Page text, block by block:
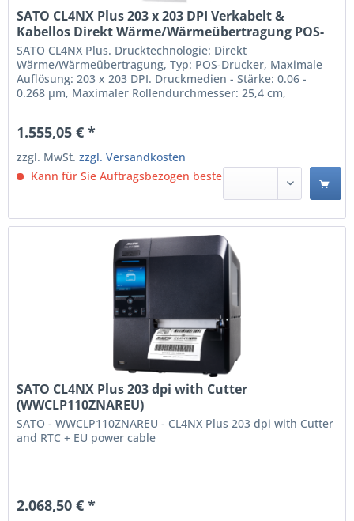
SATO CL4NX Plus 203 x 203 DPI Verkabelt &
Kabellos Direkt Wärme/Wärmeübertragung POS-
Drucker (WWCLP100NUK)
SATO CL4NX Plus. Drucktechnologie: Direkt
Wärme/Wärmeübertragung, Typ: POS-Drucker, Maximale
Auflösung: 203 x 203 DPI. Druckmedien - Stärke: 0.06 -
0.268 µm, Maximaler Rollendurchmesser: 25,4 cm,
Anschlusstyp: USB Type-A / USB Type-B, Serielle
Schnittstelle: RS-232C. Produktfarbe:...
1.555,05 € *
zzgl. MwSt.zzgl. Versandkosten
Kann für Sie Auftragsbezogen bestellt werden.
SATO CL4NX Plus 203 dpi with Cutter
(WWCLP110ZNAREU)
SATO - WWCLP110ZNAREU - CL4NX Plus 203 dpi with Cutter
and RTC + EU power cable
2.068,50 € *